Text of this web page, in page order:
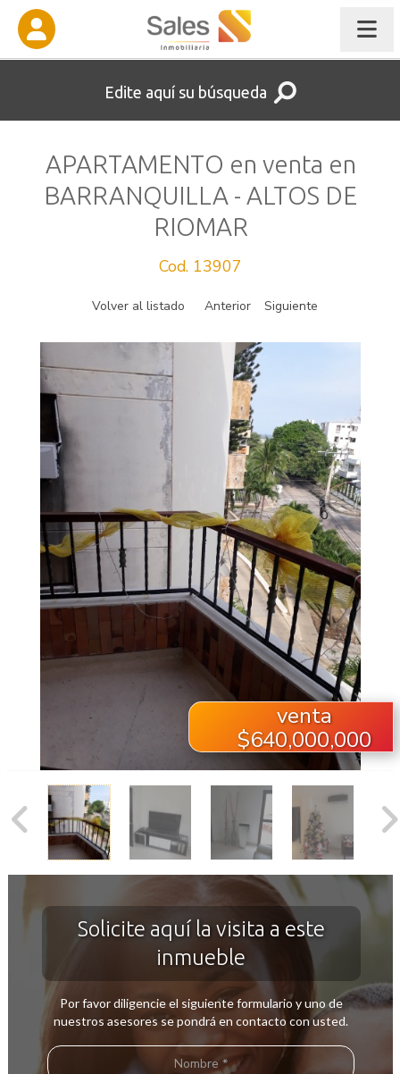
Edite aquí su búsqueda
APARTAMENTO en venta en
BARRANQUILLA - ALTOS DE
RIOMAR
Cod. 13907
Volver al listado Anterior Siguiente
venta
$640,000,000
Solicite aquí la visita a este
inmueble
Por favor diligencie el siguiente formulario y uno de
nuestros asesores se pondrá en contacto con usted.